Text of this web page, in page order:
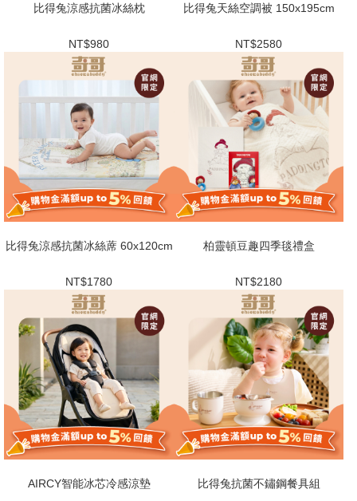
比得兔涼感抗菌冰絲枕
NT$980
比得兔天絲空調被 150x195cm
NT$2580
比得兔涼感抗菌冰絲蓆 60x120cm
NT$1780
柏靈頓豆趣四季毯禮盒
NT$2180
AIRCY智能冰芯冷感涼墊 比得兔抗菌不鏽鋼餐具組